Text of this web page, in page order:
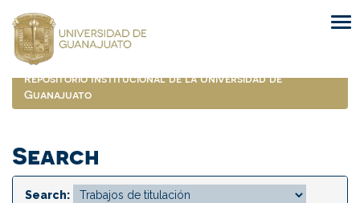
navigation
Repositorio Institucional de la Universidad de
Guanajuato
Search
Search: